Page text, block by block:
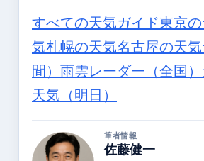
すべての天気ガイド東京
気札幌の天気名古屋の天気
間） 雨雲レーダー（全国）
天気（明日）
筆者情報
佐藤健一